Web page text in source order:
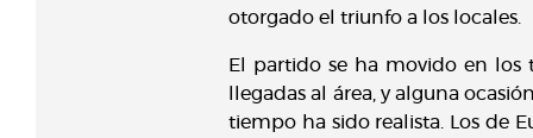
otorgado el triunfo a los locales.
El partido se ha movido en
llegadas al área, y alguna
tiempo ha sido realista. Los de